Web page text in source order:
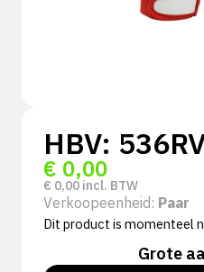
HBV:
€ 0,00
€ 0,00 incl. BTW
Verkoopeenheid: Paar
Dit product is momenteel
Grote